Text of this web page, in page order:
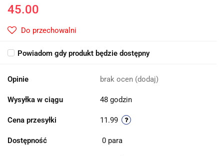
45.00
Do przechowalni
Powiadom gdy produkt będzie dostępny
Opinie brak ocen (dodaj)
Wysyłka w ciągu 48 godzin
Cena przesyłki 11.99
Dostępność 0 para